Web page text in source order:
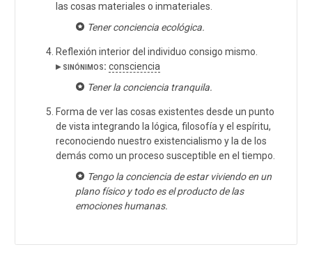
las cosas materiales o inmateriales.
Tener conciencia ecológica.
Reflexión interior del individuo consigo mismo.
▸ sinónimos: consciencia
Tener la conciencia tranquila.
Forma de ver las cosas existentes desde un punto
de vista integrando la lógica, filosofía y el espíritu,
reconociendo nuestro existencialismo y la de los
demás como un proceso susceptible en el tiempo.
Tengo la conciencia de estar viviendo en un
plano físico y todo es el producto de las
emociones humanas.